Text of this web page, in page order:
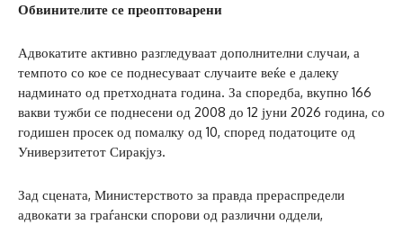
Обвинителите се преоптоварени
Адвокатите активно разгледуваат дополнителни случаи, а
темпото со кое се поднесуваат случаите веќе е далеку
надминато од претходната година. За споредба, вкупно 166
вакви тужби се поднесени од 2008 до 12 јуни 2026 година, со
годишен просек од помалку од 10, според податоците од
Универзитетот Сиракјуз.
Зад сцената, Министерството за правда прераспредели
адвокати за граѓански спорови од различни оддели,